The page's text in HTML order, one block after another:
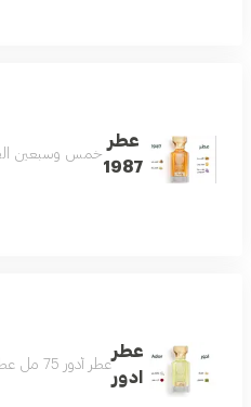
عطر
1987
خمس وسبعين
عطر
ادور
عطر أدور 75 مل عطر منعش مميز احترافي فواح للغاية يحلق بك في سماء الجمال مكونات العطر ورد ياسمين مسك باتشولي